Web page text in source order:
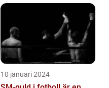
10 januari 2024